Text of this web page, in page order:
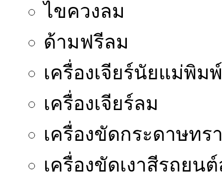
ไขควงลม
ด้ามฟรีลม
เครื่องเจียร์นัยแม่พิมพ์
เครื่องเจียร์ลม
เครื่องขัดกระดาษทร
เครื่องขัดเงาสีรถยน